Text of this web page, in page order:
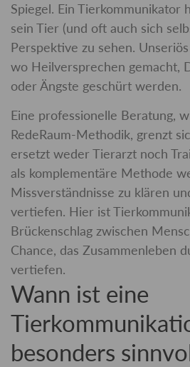
Spiegel. Ein Tierkommunikator
sein Tier (und oft auch sich
Perspektive zu sehen.
wo Heilversprechen gemacht,
oder Ängste geschürt werden.
Eine professionelle Beratung,
RedeRaum-Methodik, grenzt
ersetzt weder Tierarzt noch
als komplementäre Methode
Missverständnisse zu klären
vertiefen. Hier ist
Brückenschlag zwischen
Chance, das Zusammenleben
vertiefen.
Wann ist eine
besonders